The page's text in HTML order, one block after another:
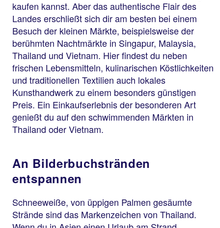
kaufen kannst. Aber das authentische Flair des
Landes erschließt sich dir am besten bei einem
Besuch der kleinen Märkte, beispielsweise der
berühmten Nachtmärkte in Singapur, Malaysia,
Thailand und Vietnam. Hier findest du neben
frischen Lebensmitteln, kulinarischen Köstlichkeiten
und traditionellen Textilien auch lokales
Kunsthandwerk zu einem besonders günstigen
Preis. Ein Einkaufserlebnis der besonderen Art
genießt du auf den schwimmenden Märkten in
Thailand oder Vietnam.
An Bilderbuchstränden
entspannen
Schneeweiße, von üppigen Palmen gesäumte
Strände sind das Markenzeichen von Thailand.